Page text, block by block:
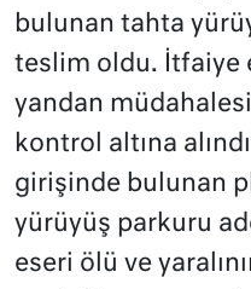
bulunan tahta
teslim oldu. İtfaiye
yandan
kontrol altına
girişinde bulunan
yürüyüş parkuru
eseri ölü ve